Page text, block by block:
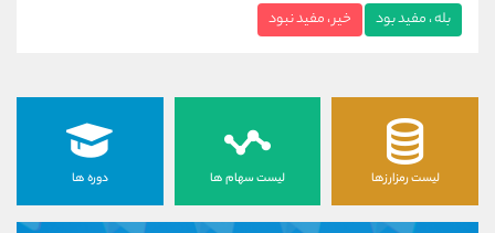
بله ، مفید بود خیر ، مفید نبود
لیست رمزارزها لیست سهام ها دوره ها